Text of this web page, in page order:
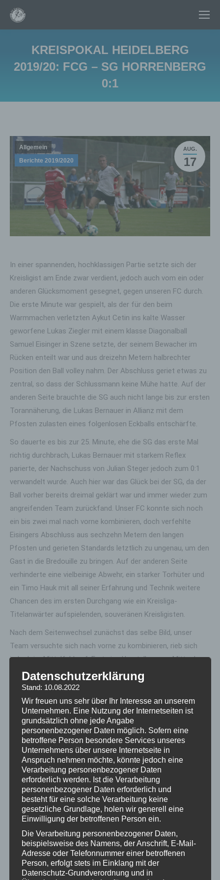
KREISPOKAL HEIDELBERG
2019/20: FCG – SG HORRENBERG
0:1
AUG.
17
Allgemein
Berichte 2019/2020
In einer spannenden, hochklassigen Partie setzte sich der
Kreisligist am Ende zwar verdient, jedoch auch vom ein oder
anderen Glücksmoment gesegnet, gegen unseren FC durch.
Die erste Minute war gespielt, als der für den beim
Warmmachen verletzten Aykut Cetin ins kalte Wasser
geworfene Lukas Ziegler mit einem klasse Diagonalball
Samuel Eisinger in Szene setzte, der seinem Bewacher im
Rücken enteilt war und aus dreizehn Metern halbrechter
Position den Ball volley nahm. Der Abschluss geriet etwas zu
zentral, so dass der Schlussmann keine Mühe hatte. Auf der
anderen Seite brauchte die SG auch nicht lange bis zur ersten
Torannäherung, die Lukas Bernauer in Allianz mit dem
Pfosten zulasten eines folgenlosen Eckballs entschärfte.
So dauerte es bis zur 25. Minute, ehe die SG das erste Mal
richtig durchbrach, Lukas Bernauer mit starkem Reflex
parierte, der Nachschuss von Julian Steger jedoch zum 0:1
verwandelt wurde. Auch hier war das Glück bei der SG, da der
Ball vorher bereits dreimal geklärt war und immer wieder zum
angreifenden Team zurückfand. Unser FC konnte sich noch
ein bis zwei mal nach vorne kombinieren, doch verfehlte
Eisingers Abschluss aus sechzehn Metern den langen
Pfosten und gerieten Standards letztlich zu ungenau, um den
Gast in die Bredouille zu bringen. Auf der anderen Seite
verhinderte eine vielbeinige Abwehr, ein starker Torhüter und
ein Timo Hauk mit all seiner Erfahrung und Technik weitere
Chancen des im ersten Durchgang wie ein Kreisliga-
Titelanwärter aufspielenden, souveränen Kreisligisten.
Nach dem Seitenwechsel zunächst das selbe Bild, unser
Team versuchte sich nach vorne zu kombinieren, rieb sich
jedoch im Mittelfeld auf. Erst eine Umstellung zur Mitte der
zweiten Hälfte, die zwar einerseits mehr Risiko bedeutete,
andererseits offensiv umgehend zu spüren war, ließ das Spiel
zunehmend kippen. Hinten parierte Lukas Bernauer noch zwei,
drei Konter der Gäste, vorne kombinierte man sich immer
besser über die Flügel. Zunächst wirbelte unser FC über die
rechte Seite, wo André Karamanitakis und Sven Welker die
Bälle in die Mitte schlugen, Ron Kretzschmar das Leder
jedoch zunächst verpasste. Nach kurzem Seitenwechsel
schlug Kretzschmar einen genialen Ball auf die Kante des
Fünfers, wo Lukas Ziegler zum Kopfball hochstieg und das
Leder leider 50 Zentimeter am langen Pfosten vorbeiköpfte.
Wiederum nur Minuten später ließ der emsige Spielertrainer
Samuel Eisinger zwei Abwehrspieler im Sechzehner
aussteigen, und schloss dann flach ab. Der bereits am Boden
befindliche Keeper wehrte mit Klasse Reflex ab, ein
Abwehrspieler köpfte den Abpraller über die Latte, der sonst
Datenschutzerklärung
Stand: 10.08.2022
Wir freuen uns sehr über Ihr Interesse an unserem
Unternehmen. Eine Nutzung der Internetseiten ist
grundsätzlich ohne jede Angabe
personenbezogener Daten möglich. Sofern eine
betroffene Person besondere Services unseres
Unternehmens über unsere Internetseite in
Anspruch nehmen möchte, könnte jedoch eine
Verarbeitung personenbezogener Daten
erforderlich werden. Ist die Verarbeitung
personenbezogener Daten erforderlich und
besteht für eine solche Verarbeitung keine
gesetzliche Grundlage, holen wir generell eine
Einwilligung der betroffenen Person ein.
Die Verarbeitung personenbezogener Daten,
beispielsweise des Namens, der Anschrift, E-Mail-
Adresse oder Telefonnummer einer betroffenen
Person, erfolgt stets im Einklang mit der
Datenschutz-Grundverordnung und in